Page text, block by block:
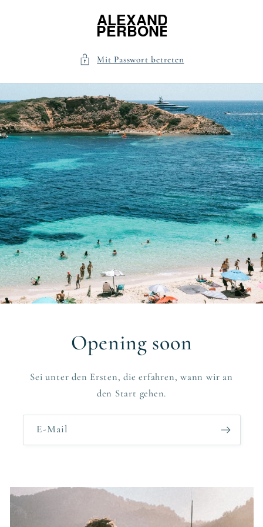
Mit Passwort betreten
Opening soon
Sei unter den Ersten, die erfahren, wann wir an
den Start gehen.
E-Mail